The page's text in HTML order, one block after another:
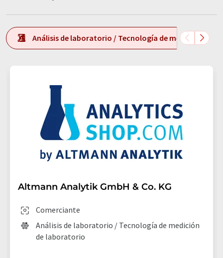
Análisis de laboratorio / Tecnología de medición de
Altmann Analytik GmbH & Co. KG
Comerciante
Análisis de laboratorio / Tecnología de medición
de laboratorio